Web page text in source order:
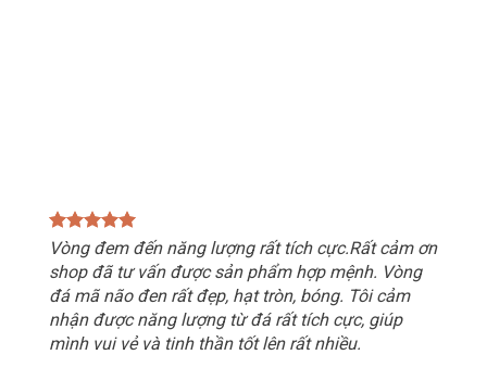
Vòng đem đến năng lượng rất tích cực.Rất cảm ơn
shop đã tư vấn được sản phẩm hợp mệnh. Vòng
đá mã não đen rất đẹp, hạt tròn, bóng. Tôi cảm
nhận được năng lượng từ đá rất tích cực, giúp
mình vui vẻ và tinh thần tốt lên rất nhiều.